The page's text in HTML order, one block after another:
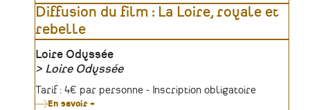
12
juin
à
Nantes
Diffusion du film : La Loire, royale et
rebelle
Lieu
Loire Odyssée
Organisateur
Loire Odyssée
Tarifs
Tarif : 4€ par personne - Inscription obligatoire
En savoir +